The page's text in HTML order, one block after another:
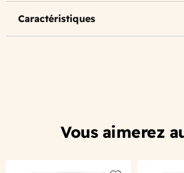
Caractéristiques
Vous aimerez